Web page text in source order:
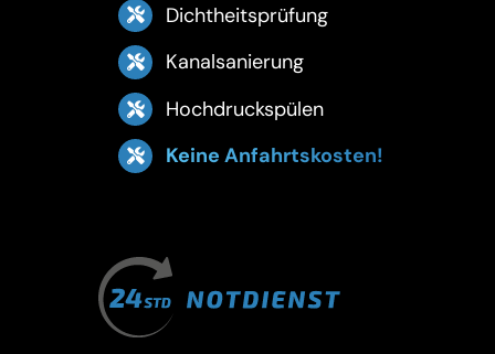
Dichtheitsprüfung
Kanalsanierung
Hochdruckspülen
Keine Anfahrtskosten!